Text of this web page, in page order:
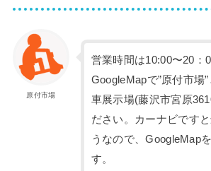
原付市場
営業時間は10:00〜20：
GoogleMapで”原付市場
車展示場(藤沢市宮原
ださい。カーナビです
うなので、GoogleMap
す。